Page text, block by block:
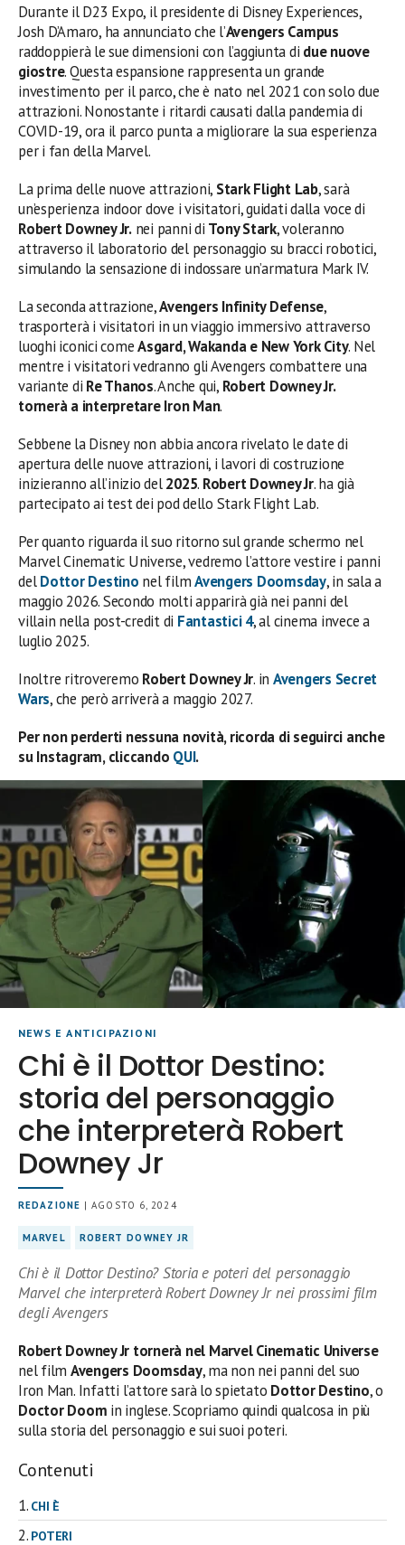
Durante il D23 Expo, il presidente di Disney Experiences,
Josh D’Amaro, ha annunciato che l’Avengers Campus
raddoppierà le sue dimensioni con l’aggiunta di due nuove
giostre. Questa espansione rappresenta un grande
investimento per il parco, che è nato nel 2021 con solo due
attrazioni. Nonostante i ritardi causati dalla pandemia di
COVID-19, ora il parco punta a migliorare la sua esperienza
per i fan della Marvel.
La prima delle nuove attrazioni, Stark Flight Lab, sarà
un’esperienza indoor dove i visitatori, guidati dalla voce di
Robert Downey Jr.nei panni di Tony Stark, voleranno
attraverso il laboratorio del personaggio su bracci robotici,
simulando la sensazione di indossare un’armatura Mark IV.
La seconda attrazione,Avengers Infinity Defense,
trasporterà i visitatori in un viaggio immersivo attraverso
luoghi iconici comeAsgard, Wakanda e New York City. Nel
mentre i visitatori vedranno gli Avengers combattere una
variante di Re Thanos. Anche qui, Robert Downey Jr.
tornerà a interpretare Iron Man.
Sebbene la Disney non abbia ancora rivelato le date di
apertura delle nuove attrazioni, i lavori di costruzione
inizieranno all’inizio del2025. Robert Downey Jr. ha già
partecipato ai test dei pod dello Stark Flight Lab.
Per quanto riguarda il suo ritorno sul grande schermo nel
Marvel Cinematic Universe, vedremo l’attore vestire i panni
delDottor Destino nel filmAvengers Doomsday, in sala a
maggio 2026. Secondo molti apparirà già nei panni del
villain nella post-credit di Fantastici 4, al cinema invece a
luglio 2025.
Inoltre ritroveremo Robert Downey Jr. in Avengers Secret
Wars, che però arriverà a maggio 2027.
Per non perderti nessuna novità, ricorda di seguirci anche
su Instagram, cliccando QUI.
NEWS E ANTICIPAZIONI
Chi è il Dottor Destino:
storia del personaggio
che interpreterà Robert
Downey Jr
REDAZIONE | AGOSTO 6, 2024
MARVEL ROBERT DOWNEY JR
Chi è il Dottor Destino? Storia e poteri del personaggio
Marvel che interpreterà Robert Downey Jr nei prossimi film
degli Avengers
Robert Downey Jr tornerà nel Marvel Cinematic Universe
nel film Avengers Doomsday, ma non nei panni del suo
Iron Man. Infatti l’attore sarà lo spietato Dottor Destino, o
Doctor Doom in inglese. Scopriamo quindi qualcosa in più
sulla storia del personaggio e sui suoi poteri.
Contenuti
CHI È
POTERI